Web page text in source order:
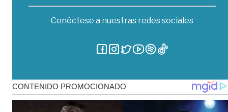
Conéctese a nuestras redes sociales